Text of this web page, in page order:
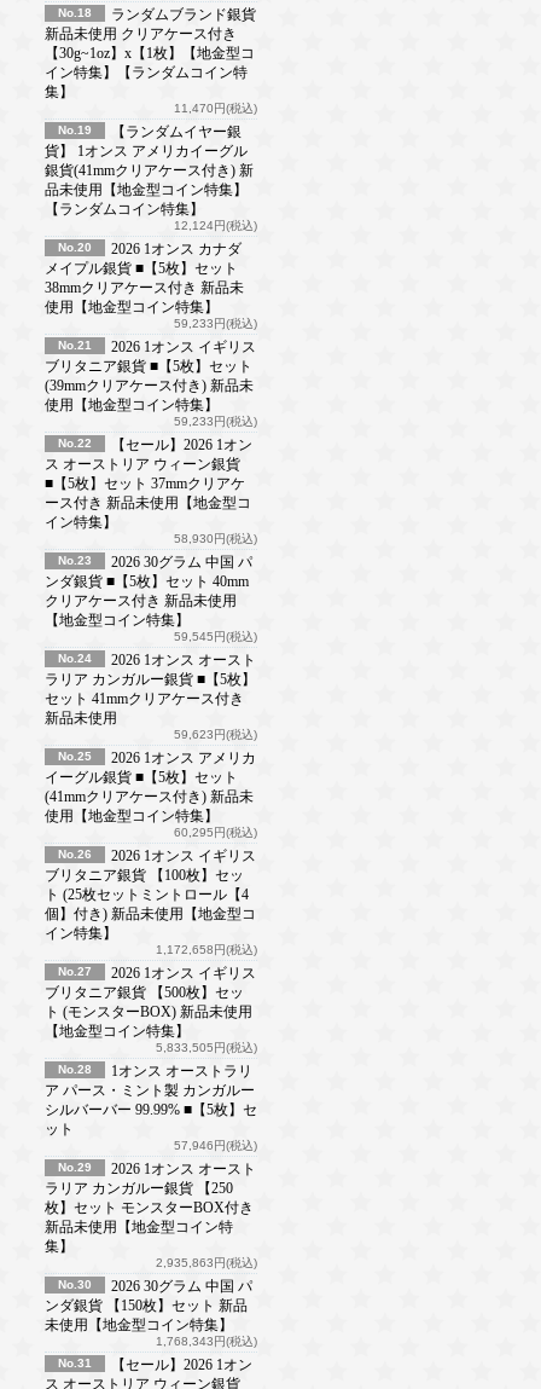
No.18
ランダムブランド銀貨
新品未使用 クリアケース付き
【30g~1oz】x【1枚】【地金型コ
イン特集】【ランダムコイン特
集】
11,470円(税込)
No.19
【ランダムイヤー銀
貨】 1オンス アメリカイーグル
銀貨(41mmクリアケース付き) 新
品未使用【地金型コイン特集】
【ランダムコイン特集】
12,124円(税込)
No.20
2026 1オンス カナダ
メイプル銀貨 ■【5枚】セット
38mmクリアケース付き 新品未
使用【地金型コイン特集】
59,233円(税込)
No.21
2026 1オンス イギリス
ブリタニア銀貨 ■【5枚】セット
(39mmクリアケース付き) 新品未
使用【地金型コイン特集】
59,233円(税込)
No.22
【セール】2026 1オン
ス オーストリア ウィーン銀貨
■【5枚】セット 37mmクリアケ
ース付き 新品未使用【地金型コ
イン特集】
58,930円(税込)
No.23
2026 30グラム 中国 パ
ンダ銀貨 ■【5枚】セット 40mm
クリアケース付き 新品未使用
【地金型コイン特集】
59,545円(税込)
No.24
2026 1オンス オースト
ラリア カンガルー銀貨 ■【5枚】
セット 41mmクリアケース付き
新品未使用
59,623円(税込)
No.25
2026 1オンス アメリカ
イーグル銀貨 ■【5枚】セット
(41mmクリアケース付き) 新品未
使用【地金型コイン特集】
60,295円(税込)
No.26
2026 1オンス イギリス
ブリタニア銀貨 【100枚】セッ
ト (25枚セットミントロール【4
個】付き) 新品未使用【地金型コ
イン特集】
1,172,658円(税込)
No.27
2026 1オンス イギリス
ブリタニア銀貨 【500枚】セッ
ト (モンスターBOX) 新品未使用
【地金型コイン特集】
5,833,505円(税込)
No.28
1オンス オーストラリ
ア パース・ミント製 カンガルー
シルバーバー 99.99% ■【5枚】セ
ット
57,946円(税込)
No.29
2026 1オンス オースト
ラリア カンガルー銀貨 【250
枚】セット モンスターBOX付き
新品未使用【地金型コイン特
集】
2,935,863円(税込)
No.30
2026 30グラム 中国 パ
ンダ銀貨 【150枚】セット 新品
未使用【地金型コイン特集】
1,768,343円(税込)
No.31
【セール】2026 1オン
ス オーストリア ウィーン銀貨